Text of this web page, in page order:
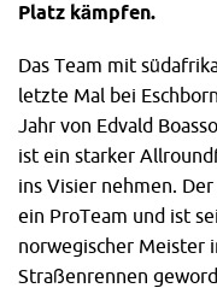
Platz kämpfen.
Das Team mit
letzte Mal bei
Jahr von Edvald
ist ein starker
ins Visier nehmen.
ein ProTeam und ist
norwegischer Meister
Straßenrennen